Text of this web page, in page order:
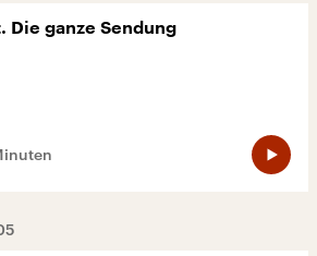
Die ganze Sendung